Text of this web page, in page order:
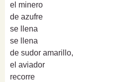
el minero
de azufre
se llena
se llena
de sudor amarillo,
el aviador
recorre